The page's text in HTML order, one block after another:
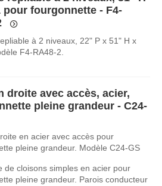
pour fourgonnette - F4-
à 2 niveaux, 22" P x 51" H x
F4-RA48-2.
droite avec accès, acier,
pleine grandeur - C24-
en acier avec accès pour
pleine grandeur. Modèle C24-GS
de cloisons simples en acier pour
pleine grandeur. Parois conducteur